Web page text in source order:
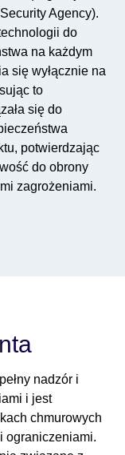
Agency).
do
na każdym
się wyłącznie na
to
się do
potwierdzając
do obrony
zagrożeniami.
nadzór i
i jest
chmurowych
ograniczeniami.